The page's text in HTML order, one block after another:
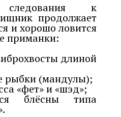
к
продолжает
и хорошо ловится
приманки:
длиной
рыбки (мандулы);
«фет» и «шэд»;
блёсны типа